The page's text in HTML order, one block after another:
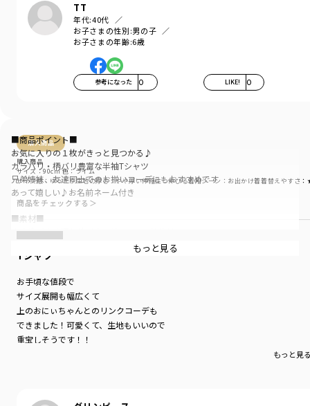
TT
年代:40代
お子さまの性別:男の子
お子さまの年齢:6歳
参考になった 0 LIKE! 0
購入商品
購入商品
サイズ感：ゆったり生地の厚さ：やや厚い伸縮性：伸びる着用シーン ：お出かけ着着替えやすさ
サイズ：90cm色：ライム
商品をチェックする＞
Tシャツ
お手頃な値段で
サイズ展開も幅広くて
上のおにぃちゃんとのリンクコーデも
できました！可愛くて、生地もいいので
重宝しそうです！！
もっと見
■商品ポイント■
お気に入りの１枚がきっと見つかる♪
カラバリ・柄バリ豊富な半袖Tシャツ
兄弟姉妹、友達同士でのお揃いコーデにもおすすめです
あって嬉しい♪お名前ネーム付き
■素材■
吸水性が高く通気性が良い綿100％天竺生地
肌触りが良くお子様のお肌にも安心です
※生地の特性上、若干のムラがございますが商品に問題はございません。
■DRCbranshesとは?■
Daily…毎日
Relax…力を抜いて、くつろぐ
Comfortable…気持ちの良い、快適な
もっと見る